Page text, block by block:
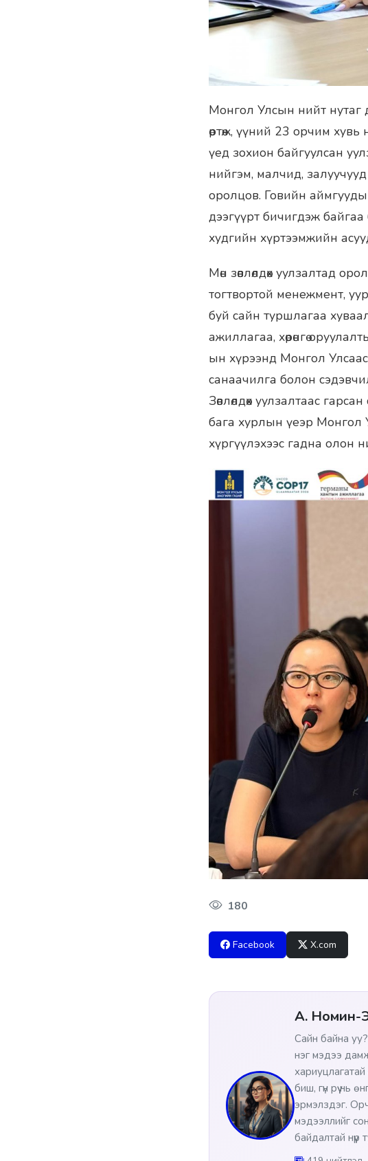
Монгол Улсын нийт нутаг
өртөж, үүний 23 орчим
үед зохион байгуулсан
нийгэм, малчид, залуучууд
оролцов. Говийн
дээгүүрт бичигдэж байгаа
худгийн хүртээмжийн
Мөн зөвлөлдөх уулзалтад
тогтвортой менежмент,
буй сайн туршлагаа
ажиллагаа, хөрөнгө
ын хүрээнд Монгол Улсаас
санаачилга болон
Зөвлөлдөх уулзалтаас
бага хурлын үеэр Монгол
хүргүүлэхээс гадна олон
180
Facebook X.com
А. Номин-
Сайн байна
нэг мэдээ
биш, гүн рүү нь
эрмэлздэг.
мэдээллийг
байдалтай нүүр